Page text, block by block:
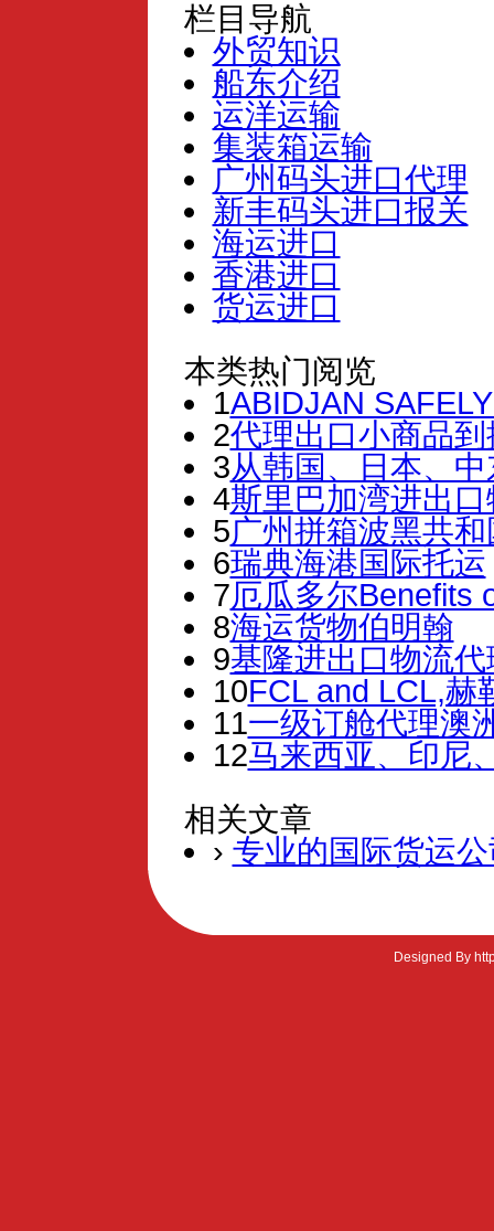
栏目导航
外贸知识
船东介绍
运洋运输
集装箱运输
广州码头进口代理
新丰码头进口报关
海运进口
香港进口
货运进口
本类热门阅览
1ABIDJAN
2代理出口小商品
3从韩国、日本、
4斯里巴加湾进出
5广州拼箱波黑共和
6瑞典海港国际托运
7厄瓜多尔Benefits
8海运货物伯明翰
9基隆进出口物流
10FCL and LCL,赫
11一级订舱代理澳
12马来西亚、印尼
相关文章
› 专业的国际货运
Designed By